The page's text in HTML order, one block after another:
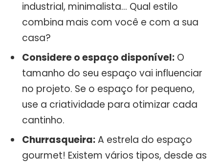
industrial, minimalista… Qual estilo
combina mais com você e com a sua
casa?
Considere o espaço disponível: O
tamanho do seu espaço vai influenciar
no projeto. Se o espaço for pequeno,
use a criatividade para otimizar cada
cantinho.
Churrasqueira:A estrela do espaço
gourmet! Existem vários tipos, desde as